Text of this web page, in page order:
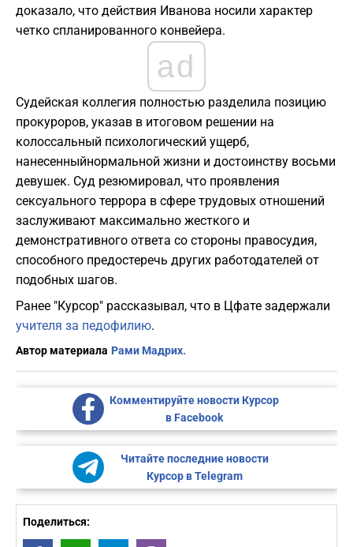
доказало, что действия Иванова носили характер
четко спланированного конвейера.
ad
Судейская коллегия полностью разделила позицию
прокуроров, указав в итоговом решении на
колоссальный психологический ущерб,
нанесенныйнормальной жизни и достоинству восьми
девушек. Суд резюмировал, что проявления
сексуального террора в сфере трудовых отношений
заслуживают максимально жесткого и
демонстративного ответа со стороны правосудия,
способного предостеречь других работодателей от
подобных шагов.
Ранее "Курсор" рассказывал, что в Цфате задержали
учителя за педофилию.
Автор материала Рами Мадрих.
Комментируйте новости Курсор
в Facebook
Читайте последние новости
Курсор в Telegram
Поделиться: